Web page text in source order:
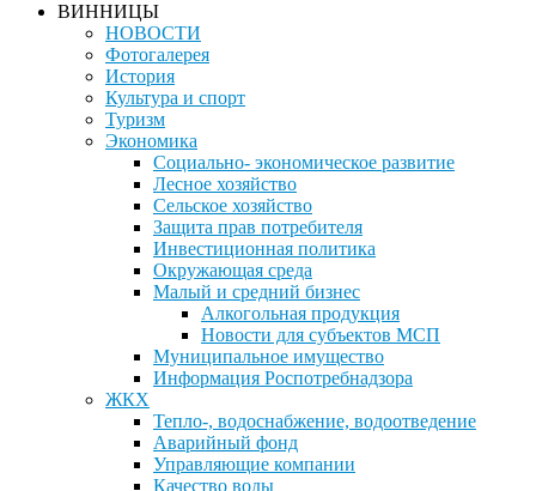
ВИННИЦЫ
НОВОСТИ
Фотогалерея
История
Культура и спорт
Туризм
Экономика
Социально- экономическое развитие
Лесное хозяйство
Сельское хозяйство
Защита прав потребителя
Инвестиционная политика
Окружающая среда
Малый и средний бизнес
Алкогольная продукция
Новости для субъектов МСП
Муниципальное имущество
Информация Роспотребнадзора
ЖКХ
Тепло-, водоснабжение, водоотведение
Аварийный фонд
Управляющие компании
Качество воды